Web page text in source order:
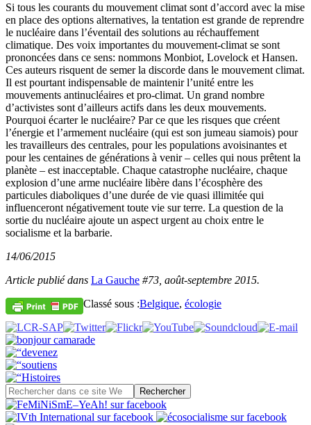
Si tous les courants du mouvement climat sont d’accord avec la mise
en place des options alternatives, la tentation est grande de reprendre
le nucléaire dans l’éventail des solutions au réchauffement
climatique. Des voix importantes du mouvement-climat se sont
prononcées dans ce sens: nommons Monbiot, Lovelock et Hansen.
Ces auteurs risquent de semer la discorde dans le mouvement climat.
Il est pourtant indispensable de maintenir l’unité entre les
mouvements antinucléaires et pro-climat. Un grand nombre
d’activistes sont d’ailleurs actifs dans les deux mouvements.
Pourquoi écarter le nucléaire? Par ce que les risques que créent
l’énergie et l’armement nucléaire (qui est son jumeau siamois) pour
les travailleurs des centrales, pour les populations avoisinantes et
pour les centaines de générations à venir – celles qui nous prêtent la
planète – est inacceptable. Chaque catastrophe nucléaire, chaque
explosion d’une arme nucléaire libère dans l’écosphère des
particules diaboliques d’une durée de vie quasi illimitée qui
influenceront négativement toute vie sur terre. La question de la
sortie du nucléaire ajoute un aspect urgent au choix entre le
socialisme et la barbarie.
14/06/2015
Article publié dans La Gauche #73, août-septembre 2015.
Classé sous :Belgique, écologie